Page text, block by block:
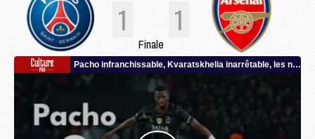
1 1
Finale